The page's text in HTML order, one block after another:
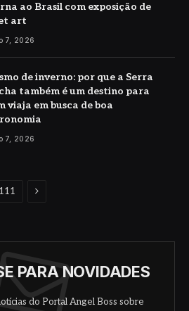
ao Brasil com exposição de
art
7, 2026
de inverno: por que a Serra
também é um destino para
viaja em busca de boa
7, 2026
Proximo
PARA NOVIDADES
do Portal Angel Boss sobre